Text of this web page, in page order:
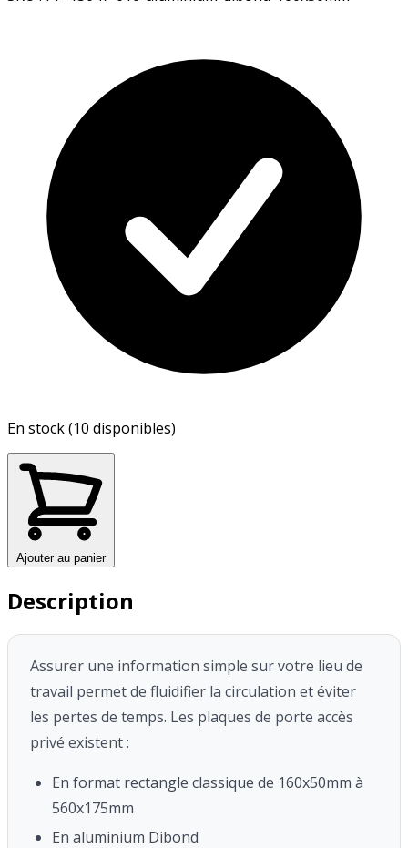
En stock (10 disponibles)
Ajouter au panier
Description
Assurer une information simple sur votre lieu de
travail permet de fluidifier la circulation et éviter
les pertes de temps. Les plaques de porte accès
privé existent :
En format rectangle classique de 160x50mm à
560x175mm
En aluminium Dibond